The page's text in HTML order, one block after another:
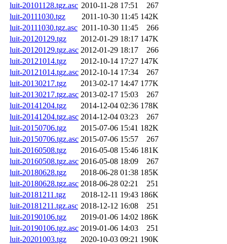
luit-20101128.tgz.asc 2010-11-28 17:51
267
luit-20111030.tgz
2011-10-30 11:45 142K
luit-20111030.tgz.asc 2011-10-30 11:45
266
luit-20120129.tgz
2012-01-29 18:17 147K
luit-20120129.tgz.asc 2012-01-29 18:17
266
luit-20121014.tgz
2012-10-14 17:27 147K
luit-20121014.tgz.asc 2012-10-14 17:34
267
luit-20130217.tgz
2013-02-17 14:47 177K
luit-20130217.tgz.asc 2013-02-17 15:03
267
luit-20141204.tgz
2014-12-04 02:36 178K
luit-20141204.tgz.asc 2014-12-04 03:23
267
luit-20150706.tgz
2015-07-06 15:41 182K
luit-20150706.tgz.asc 2015-07-06 15:57
267
luit-20160508.tgz
2016-05-08 15:46 181K
luit-20160508.tgz.asc 2016-05-08 18:09
267
luit-20180628.tgz
2018-06-28 01:38 185K
luit-20180628.tgz.asc 2018-06-28 02:21
251
luit-20181211.tgz
2018-12-11 19:43 186K
luit-20181211.tgz.asc 2018-12-12 16:08
251
luit-20190106.tgz
2019-01-06 14:02 186K
luit-20190106.tgz.asc 2019-01-06 14:03
251
luit-20201003.tgz
2020-10-03 09:21 190K